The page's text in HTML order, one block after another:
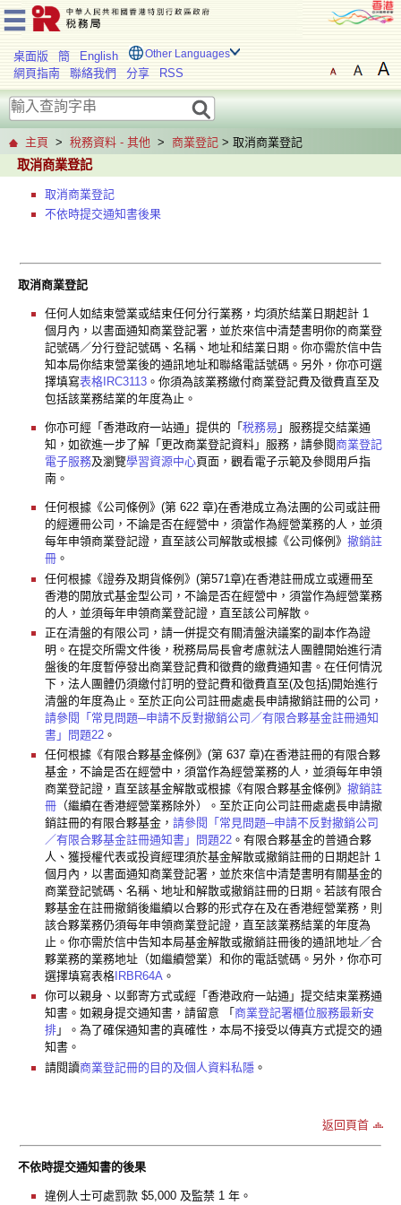
桌面版 簡 English Other Languages
網頁指南 聯絡我們 分享 RSS
主頁 > 稅務資料 - 其他 > 商業登記 > 取消商業登記
取消商業登記
取消商業登記
不依時提交通知書後果
取消商業登記
任何人如結束營業或結束任何分行業務，均須於結業日期起計 1
個月內，以書面通知商業登記署，並於來信中清楚書明你的商業登
記號碼／分行登記號碼、名稱、地址和結業日期。你亦需於信中告
知本局你結束營業後的通訊地址和聯絡電話號碼。另外，你亦可選
擇填寫表格IRC3113 。你須為該業務繳付商業登記費及徵費直至及
包括該業務結業的年度為止。
你亦可經「香港政府一站通」提供的「 税務易 」服務提交結業通
知，如欲進一步了解「更改商業登記資料」服務，請參閱商業登記
電子服務及瀏覽學習資源中心頁面，觀看電子示範及參閱用戶指
南。
任何根據《公司條例》(第 622 章)在香港成立為法團的公司或註冊
的經遷冊公司，不論是否在經營中，須當作為經營業務的人，並須
每年申領商業登記證，直至該公司解散或根據《公司條例》 撤銷註
冊 。
任何根據《證券及期貨條例》(第571章)在香港註冊成立或遷冊至
香港的開放式基金型公司，不論是否在經營中，須當作為經營業務
的人，並須每年申領商業登記證，直至該公司解散。
正在清盤的有限公司，請一併提交有關清盤決議案的副本作為證
明。在提交所需文件後，税務局局長會考慮就法人團體開始進行清
盤後的年度暫停發出商業登記費和徵費的繳費通知書。在任何情況
下，法人團體仍須繳付訂明的登記費和徵費直至(及包括)開始進行
清盤的年度為止。至於正向公司註冊處處長申請撤銷註冊的公司，
請參閱「常見問題─申請不反對撤銷公司／有限合夥基金註冊通知
書」問題22 。
任何根據《有限合夥基金條例》(第 637 章)在香港註冊的有限合夥
基金，不論是否在經營中，須當作為經營業務的人，並須每年申領
商業登記證，直至該基金解散或根據《有限合夥基金條例》 撤銷註
冊 （繼續在香港經營業務除外）。至於正向公司註冊處處長申請撤
銷註冊的有限合夥基金， 請參閱「常見問題─申請不反對撤銷公司
／有限合夥基金註冊通知書」問題22 。有限合夥基金的普通合夥
人、獲授權代表或投資經理須於基金解散或撤銷註冊的日期起計 1
個月內，以書面通知商業登記署，並於來信中清楚書明有關基金的
商業登記號碼、名稱、地址和解散或撤銷註冊的日期。若該有限合
夥基金在註冊撤銷後繼續以合夥的形式存在及在香港經營業務，則
該合夥業務仍須每年申領商業登記證，直至該業務結業的年度為
止。你亦需於信中告知本局基金解散或撤銷註冊後的通訊地址／合
夥業務的業務地址（如繼續營業）和你的電話號碼。另外，你亦可
選擇填寫表格 IRBR64A 。
你可以親身、以郵寄方式或經「香港政府一站通」提交結束業務通
知書。如親身提交通知書，請留意 「 商業登記署櫃位服務最新安
排 」。為了確保通知書的真確性，本局不接受以傳真方式提交的通
知書。
請閱讀商業登記冊的目的及個人資料私隱 。
返回頁首
不依時提交通知書的後果
違例人士可處罰款 $5,000 及監禁 1 年。